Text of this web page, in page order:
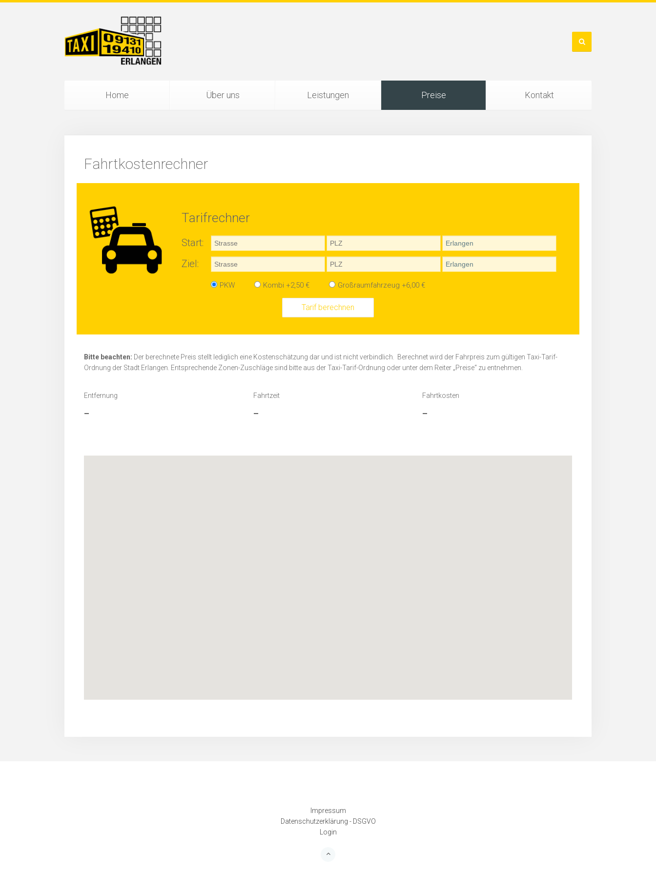
Home Über uns Leistungen Preise Kontakt
Fahrtkostenrechner
Tarifrechner
Start:
Ziel:
PKW Kombi +2,50 € Großraumfahrzeug +6,00 €
Bitte beachten: Der berechnete Preis stellt lediglich eine Kostenschätzung dar und ist nicht verbindlich. Berechnet wird der Fahrpreis zum gültigen Taxi-Tarif-
Ordnung der Stadt Erlangen. Entsprechende Zonen-Zuschläge sind bitte aus der Taxi-Tarif-Ordnung oder unter dem Reiter „Preise“ zu entnehmen.
Entfernung
-
Fahrtzeit
-
Fahrtkosten
-
Impressum
Datenschutzerklärung - DSGVO
Login